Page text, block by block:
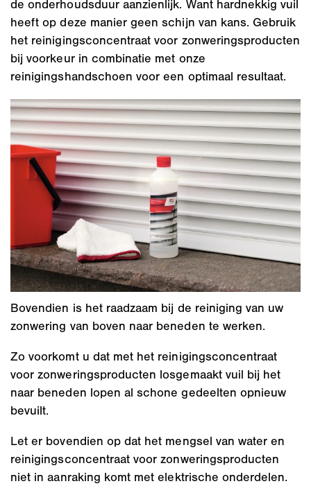
de onderhoudsduur aanzienlijk. Want hardnekkig vuil
heeft op deze manier geen schijn van kans. Gebruik
het reinigingsconcentraat voor zonweringsproducten
bij voorkeur in combinatie met onze
reinigingshandschoen voor een optimaal resultaat.
Bovendien is het raadzaam bij de reiniging van uw
zonwering van boven naar beneden te werken.
Zo voorkomt u dat met het reinigingsconcentraat
voor zonweringsproducten losgemaakt vuil bij het
naar beneden lopen al schone gedeelten opnieuw
bevuilt.
Let er bovendien op dat het mengsel van water en
reinigingsconcentraat voor zonweringsproducten
niet in aanraking komt met elektrische onderdelen.